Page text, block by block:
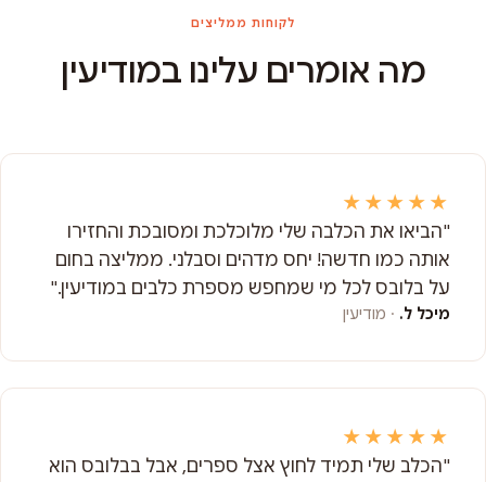
לקוחות ממליצים
מה אומרים עלינו במודיעין
★★★★★
"הביאו את הכלבה שלי מלוכלכת ומסובכת והחזירו
אותה כמו חדשה! יחס מדהים וסבלני. ממליצה בחום
על בלובס לכל מי שמחפש מספרת כלבים במודיעין."
מיכל ל. · מודיעין
★★★★★
"הכלב שלי תמיד לחוץ אצל ספרים, אבל בבלובס הוא